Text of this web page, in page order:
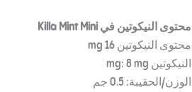
محتوى النيكوتين في Killa Mint Mini
محتوى النيكوتين 16 mg
النيكوتين mg: 8 mg
الوزن/الحقيبة: 0.5 جم